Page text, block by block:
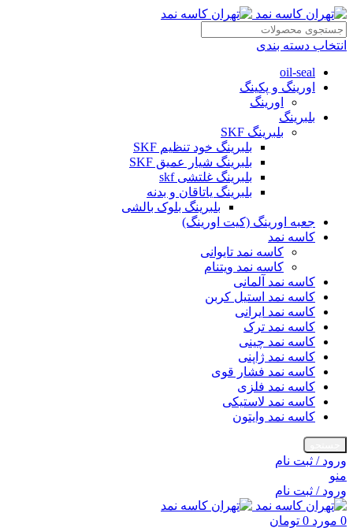
انتخاب دسته بندی
oil-seal
اورینگ و پکینگ
اورینگ
بلبرینگ
بلبرینگ SKF
بلبرینگ خود تنظیم SKF
بلبرینگ شیار عمیق SKF
بلبرینگ غلتشی skf
بلبرینگ یاتاقان و بدنه
بلبرینگ بلوک بالشی
جعبه اورینگ (کیت اورینگ)
کاسه نمد
کاسه نمد تایوانی
کاسه نمد ویتنام
کاسه نمد آلمانی
کاسه نمد استیل کربن
کاسه نمد ایرانی
کاسه نمد ترک
کاسه نمد چینی
کاسه نمد ژاپنی
کاسه نمد فشار قوی
کاسه نمد فلزی
کاسه نمد لاستیکی
کاسه نمد وایتون
ورود / ثبت نام
منو
ورود / ثبت نام
0 مورد 0 تومان